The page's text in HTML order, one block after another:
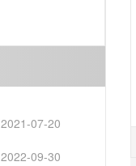
2021-07-20
2022-09-30